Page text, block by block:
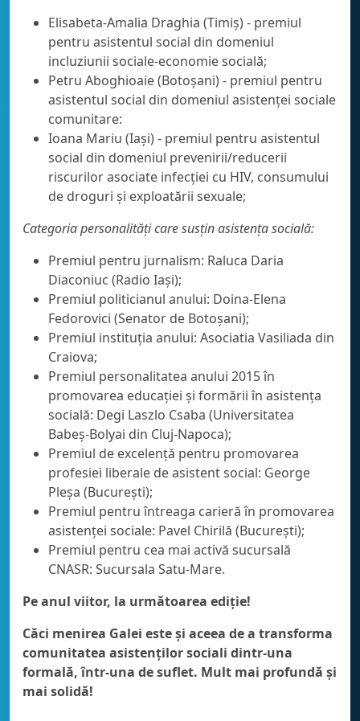
Elisabeta-Amalia Draghia (Timiș) - premiul
pentru asistentul social din domeniul
incluziunii sociale-economie socială;
Petru Aboghioaie (Botoșani) - premiul pentru
asistentul social din domeniul asistenței sociale
comunitare:
Ioana Mariu (Iași) - premiul pentru asistentul
social din domeniul prevenirii/reducerii
riscurilor asociate infecției cu HIV, consumului
de droguri și exploatării sexuale;
Categoria personalități care susțin asistența socială:
Premiul pentru jurnalism: Raluca Daria
Diaconiuc (Radio Iași);
Premiul politicianul anului: Doina-Elena
Fedorovici (Senator de Botoșani);
Premiul instituția anului: Asociatia Vasiliada din
Craiova;
Premiul personalitatea anului 2015 în
promovarea educației și formării în asistența
socială: Degi Laszlo Csaba (Universitatea
Babeș-Bolyai din Cluj-Napoca);
Premiul de excelență pentru promovarea
profesiei liberale de asistent social: George
Pleșa (București);
Premiul pentru întreaga carieră în promovarea
asistenței sociale: Pavel Chirilă (București);
Premiul pentru cea mai activă sucursală
CNASR: Sucursala Satu-Mare.
Pe anul viitor, la următoarea ediție!
Căci menirea Galei este și aceea de a transforma
comunitatea asistenților sociali dintr-una
formală, într-una de suflet. Mult mai profundă și
mai solidă!